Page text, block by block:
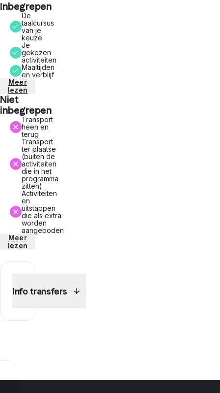
Inbegrepen
De
taalcursus
van je
keuze
Je
gekozen
activiteiten
Maaltijden
en verblijf
Meer
lezen
Niet
inbegrepen
Transport
heen en
terug
Transport
ter plaatse
(buiten de
activiteiten
die in het
programma
zitten).
Activiteiten
en
uitstappen
die als extra
worden
aangeboden
Meer
lezen
Info transfers
het
H/T